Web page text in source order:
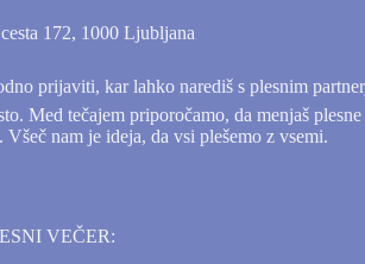
172, 1000 Ljubljana
prijaviti, kar lahko narediš s plesnim
Med tečajem priporočamo, da menjaš
nam je ideja, da vsi plešemo z vsemi.
VEČER: